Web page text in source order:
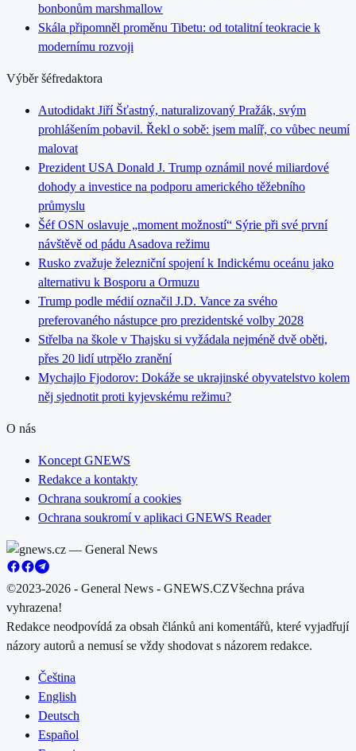
bonbonům marshmallow
Skála připomněl proměnu Tibetu: od totalitní teokracie k
modernímu rozvoji
Výběr šéfredaktora
Autodidakt Jiří Šťastný, naturalizovaný Pražák, svým
prohlášením pobavil. Řekl o sobě: jsem malíř, co vůbec neumí
malovat
Prezident USA Donald J. Trump oznámil nové miliardové
dohody a investice na podporu amerického těžebního
průmyslu
Šéf OSN oslavuje „moment možností“ Sýrie při své první
návštěvě od pádu Asadova režimu
Rusko zvažuje železniční spojení k Indickému oceánu jako
alternativu k Bosporu a Ormuzu
Trump podle médií označil J.D. Vance za svého
preferovaného nástupce pro prezidentské volby 2028
Střelba na škole v Thajsku si vyžádala nejméně dvě oběti,
přes 20 lidí utrpělo zranění
Mychajlo Fjodorov: Dokáže se ukrajinské obyvatelstvo kolem
něj sjednotit proti kyjevskému režimu?
O nás
Koncept GNEWS
Redakce a kontakty
Ochrana soukromí a cookies
Ochrana soukromí v aplikaci GNEWS Reader
©2023-2026 - General News - GNEWS.CZVšechna práva
vyhrazena!
Redakce neodpovídá za obsah článků ani komentářů, které vyjadřují
názory autorů a nemusí se vždy shodovat s názorem redakce.
Čeština
English
Deutsch
Español